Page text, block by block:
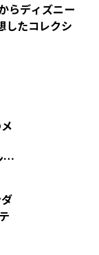
らディズニー
したコレクシ